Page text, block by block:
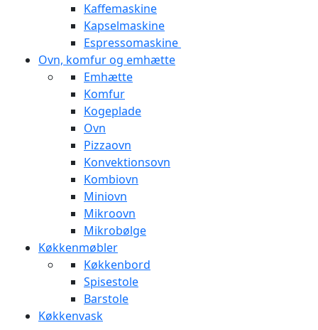
Kaffemaskine
Kapselmaskine
Espressomaskine
Ovn, komfur og emhætte
Emhætte
Komfur
Kogeplade
Ovn
Pizzaovn
Konvektionsovn
Kombiovn
Miniovn
Mikroovn
Mikrobølge
Køkkenmøbler
Køkkenbord
Spisestole
Barstole
Køkkenvask